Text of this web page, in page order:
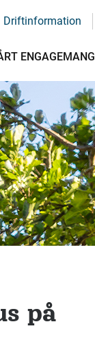
Driftinformation
ENGAGEMANG
på